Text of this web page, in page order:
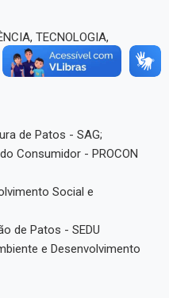
TECNOLOGIA,
de Patos - SAG;
Consumidor - PROCON
Social e
de Patos - SEDU
e Desenvolvimento